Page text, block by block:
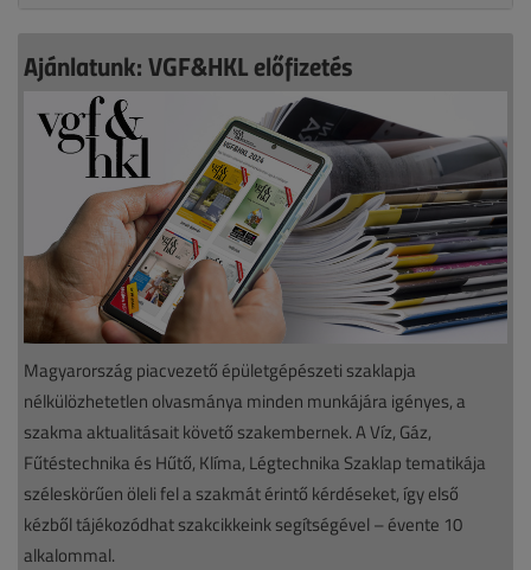
Ajánlatunk: VGF&HKL előfizetés
Magyarország piacvezető épületgépészeti szaklapja
nélkülözhetetlen olvasmánya minden munkájára igényes, a
szakma aktualitásait követő szakembernek. A Víz, Gáz,
Fűtéstechnika és Hűtő, Klíma, Légtechnika Szaklap tematikája
széleskörűen öleli fel a szakmát érintő kérdéseket, így első
kézből tájékozódhat szakcikkeink segítségével – évente 10
alkalommal.